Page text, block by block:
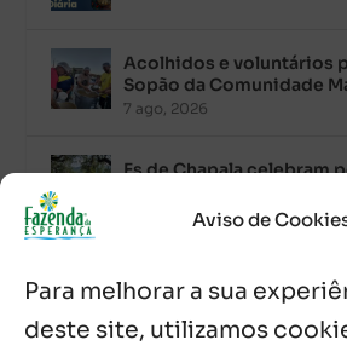
Aviso de
Para melhorar a sua
deste site, utilizamos
Acolhidos e voluntários
Sopão da Comunidade
7 ago, 2026
Es de Chapala celebram
7 ago, 2026
Palavra Diária (07/08/
7 ago, 2026